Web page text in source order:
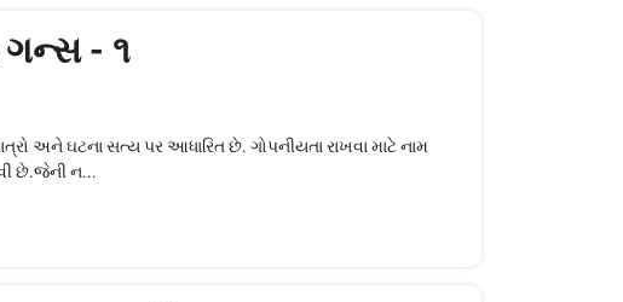
- ૧
અને ઘટના સત્ય પર આધારિત છે. ગોપનીયતા રાખવા માટે નામ
છે.જેની ન...